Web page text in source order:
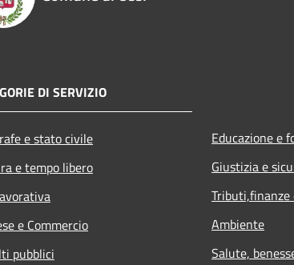
DI SERVIZIO
e stato civile
e tempo libero
e Commercio
pubblici
Educazione e
Giustizia e
Ambiente
Salute,